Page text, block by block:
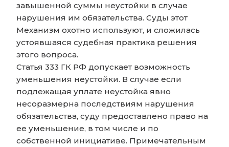
завышенной суммы неустойки в случае
нарушения им обязательства. Суды этот
Механизм охотно используют, и сложилась
устоявшаяся судебная практика решения
этого вопроса.
Статья 333 ГК РФ допускает возможность
уменьшения неустойки. В случае если
подлежащая уплате неустойка явно
несоразмерна последствиям нарушения
обязательства, суду предоставлено право на
ее уменьшение, в том числе и по
собственной инициативе. Примечательным